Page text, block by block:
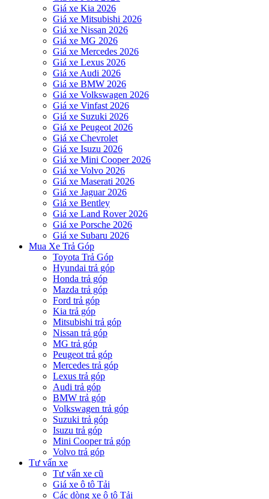
Giá xe Kia 2026
Giá xe Mitsubishi 2026
Giá xe Nissan 2026
Giá xe MG 2026
Giá xe Mercedes 2026
Giá xe Lexus 2026
Giá xe Audi 2026
Giá xe BMW 2026
Giá xe Volkswagen 2026
Giá xe Vinfast 2026
Giá xe Suzuki 2026
Giá xe Peugeot 2026
Giá xe Chevrolet
Giá xe Isuzu 2026
Giá xe Mini Cooper 2026
Giá xe Volvo 2026
Giá xe Maserati 2026
Giá xe Jaguar 2026
Giá xe Bentley
Giá xe Land Rover 2026
Giá xe Porsche 2026
Giá xe Subaru 2026
Mua Xe Trả Góp
Toyota Trả Góp
Hyundai trả góp
Honda trả góp
Mazda trả góp
Ford trả góp
Kia trả góp
Mitsubishi trả góp
Nissan trả góp
MG trả góp
Peugeot trả góp
Mercedes trả góp
Lexus trả góp
Audi trả góp
BMW trả góp
Volkswagen trả góp
Suzuki trả góp
Isuzu trả góp
Mini Cooper trả góp
Volvo trả góp
Tư vấn xe
Tư vấn xe cũ
Giá xe ô tô Tải
Các dòng xe ô tô Tải